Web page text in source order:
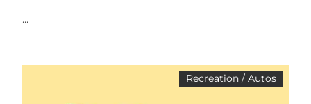
...
Recreation / Autos